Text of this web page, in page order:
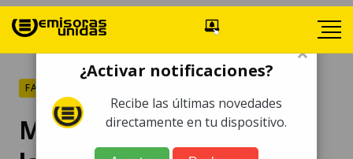
FARÁNDULA
MYST, el mejor show de
×
¿Activar notificaciones?
Recibe las últimas novedades
directamente en tu dispositivo.